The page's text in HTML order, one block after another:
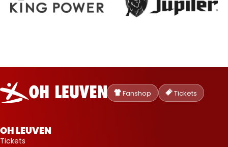
Oud-
Heverlee
Leuven
Fanshop Tickets
OH LEUVEN
Tickets